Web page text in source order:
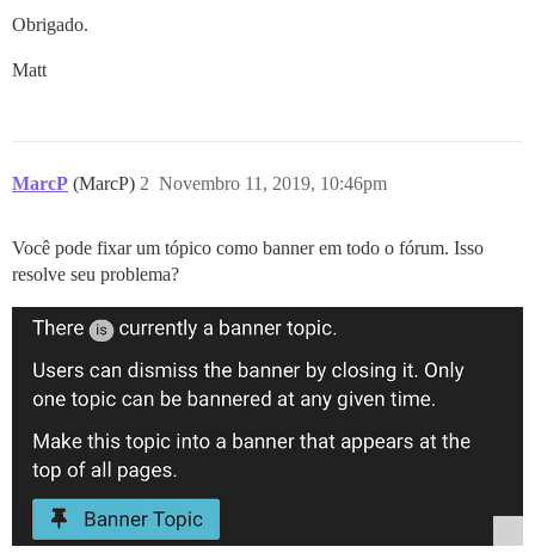
Obrigado.
Matt
MarcP (MarcP) Novembro 11, 2019, 10:46pm
2
Você pode fixar um tópico como banner em todo o fórum. Isso
resolve seu problema?